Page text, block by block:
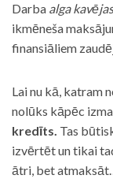
Darba alga kavējas
ikmēneša
finansiāliem
Lai nu kā, katram
nolūks kāpēc
kredīts. Tas
izvērtēt un tikai
ātri, bet